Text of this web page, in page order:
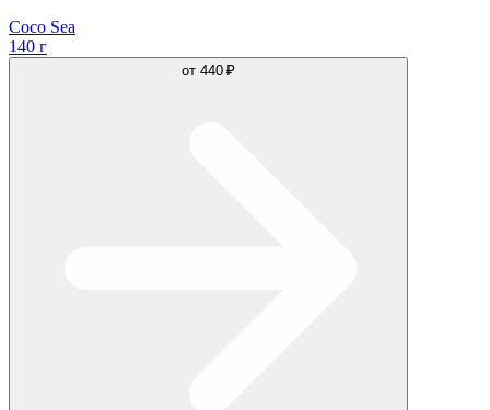
Coco Sea
140 г
от 440 ₽